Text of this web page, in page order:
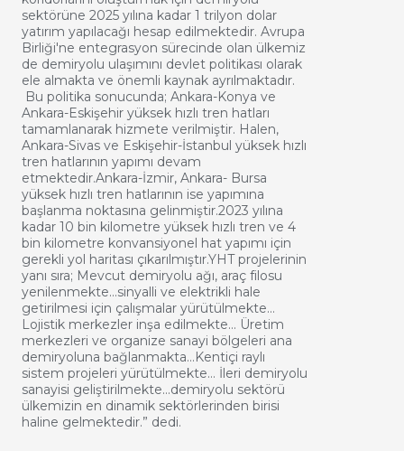
sektörüne 2025 yılına kadar 1 trilyon dolar
yatırım yapılacağı hesap edilmektedir. Avrupa
Birliği'ne entegrasyon sürecinde olan ülkemiz
de demiryolu ulaşımını devlet politikası olarak
ele almakta ve önemli kaynak ayrılmaktadır.
Bu politika sonucunda; Ankara-Konya ve
Ankara-Eskişehir yüksek hızlı tren hatları
tamamlanarak hizmete verilmiştir. Halen,
Ankara-Sivas ve Eskişehir-İstanbul yüksek hızlı
tren hatlarının yapımı devam
etmektedir.Ankara-İzmir, Ankara- Bursa
yüksek hızlı tren hatlarının ise yapımına
başlanma noktasına gelinmiştir.2023 yılına
kadar 10 bin kilometre yüksek hızlı tren ve 4
bin kilometre konvansiyonel hat yapımı için
gerekli yol haritası çıkarılmıştır.YHT projelerinin
yanı sıra; Mevcut demiryolu ağı, araç filosu
yenilenmekte…sinyalli ve elektrikli hale
getirilmesi için çalışmalar yürütülmekte…
Lojistik merkezler inşa edilmekte… Üretim
merkezleri ve organize sanayi bölgeleri ana
demiryoluna bağlanmakta…Kentiçi raylı
sistem projeleri yürütülmekte… İleri demiryolu
sanayisi geliştirilmekte…demiryolu sektörü
ülkemizin en dinamik sektörlerinden birisi
haline gelmektedir.” dedi.